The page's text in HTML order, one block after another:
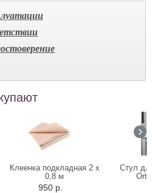
Клеенка подкладная 2 х
0,8 м
950 р.
Стул